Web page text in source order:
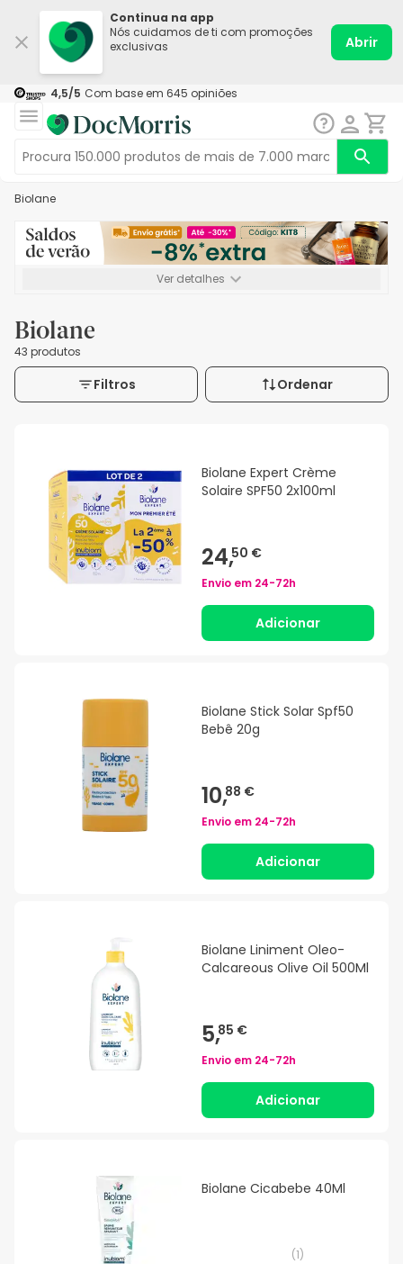
Continua na app
Nós cuidamos de ti com promoções
exclusivas
Abrir
4,5/5 Com base em 645 opiniões
Biolane
Ver detalhes
Biolane
43 produtos
Filtros Ordenar
Biolane Expert Crème
Solaire SPF50 2x100ml
24,50 €
Envio em 24-72h
Adicionar
Biolane Stick Solar Spf50
Bebê 20g
10,88 €
Envio em 24-72h
Adicionar
Biolane Liniment Oleo-
Calcareous Olive Oil 500Ml
5,85 €
Envio em 24-72h
Adicionar
Biolane Cicabebe 40Ml
(1)